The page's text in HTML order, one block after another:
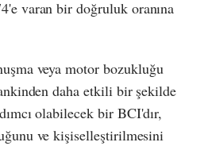
varan bir doğruluk oranına
veya motor bozukluğu
daha etkili bir şekilde
olabilecek bir BCI'dır,
ve kişiselleştirilmesini